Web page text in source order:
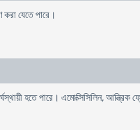
করা যেতে পারে।
হতে পারে। এমোক্সিসিলিন,